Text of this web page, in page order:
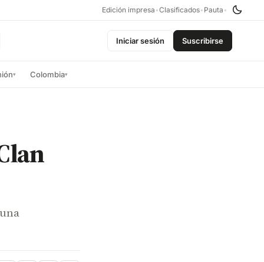
Edición impresa •Clasificados• Pauta •
Iniciar sesión Suscribirse
▾ Colombia▾